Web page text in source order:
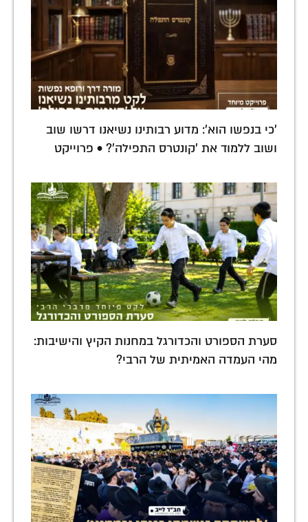
'כי בנפשו הוא': מדוע רבותינו נשיאנו דרשו שוב
ושוב ללמוד את 'קונטרס התפילה'? • פרוייקט
סערת הספורט והכדורגל במחנות הקיץ והישיבות:
מהי העמדה האמיתית של הרבי?